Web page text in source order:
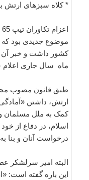
* کلاه سبزهای ارتش
موضوع جدیدی بود که
کشور داشت و خبر آن
ماه سال جاری اعلام
طبق قانون مصوب
ارتش، داشتن
کمک به ملل مسلمان
اسلام، در دفاع از خود
درخواست آنان و بنا
البته امیر سرلشکر
این باره گفته است: